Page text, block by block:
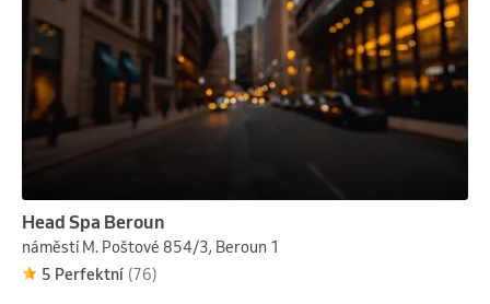
Head Spa Beroun
náměstí M. Poštové 854/3, Beroun 1
5 Perfektní (76)